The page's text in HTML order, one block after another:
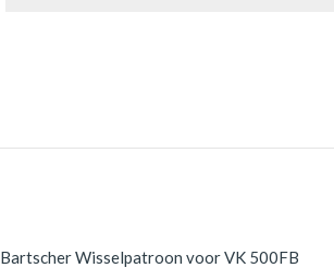
Bartscher Wisselpatroon voor VK 500FB